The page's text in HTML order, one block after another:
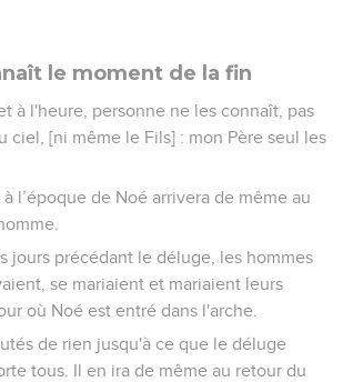
le moment de la fin
à l'heure, personne ne les connaît, pas
ciel, [ni même le Fils] : mon Père seul les
l’époque de Noé arrivera de même au
jours précédant le déluge, les hommes
se mariaient et mariaient leurs
où Noé est entré dans l'arche.
de rien jusqu'à ce que le déluge
tous. Il en ira de même au retour du